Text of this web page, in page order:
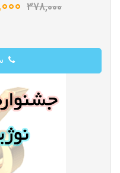
378,000